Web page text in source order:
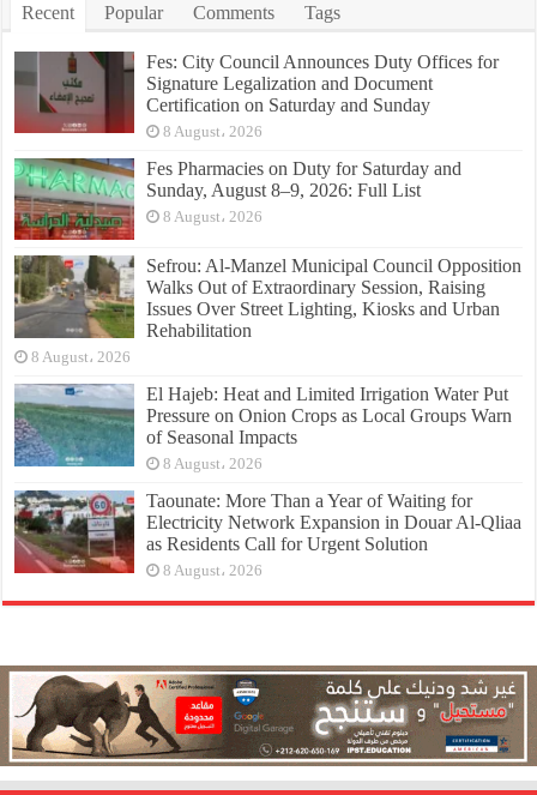
Recent Popular Comments Tags
Fes: City Council Announces Duty Offices for
Signature Legalization and Document
Certification on Saturday and Sunday
8 August، 2026
Fes Pharmacies on Duty for Saturday and
Sunday, August 8–9, 2026: Full List
8 August، 2026
Sefrou: Al-Manzel Municipal Council Opposition
Walks Out of Extraordinary Session, Raising
Issues Over Street Lighting, Kiosks and Urban
Rehabilitation
8 August، 2026
El Hajeb: Heat and Limited Irrigation Water Put
Pressure on Onion Crops as Local Groups Warn
of Seasonal Impacts
8 August، 2026
Taounate: More Than a Year of Waiting for
Electricity Network Expansion in Douar Al-Qliaa
as Residents Call for Urgent Solution
8 August، 2026